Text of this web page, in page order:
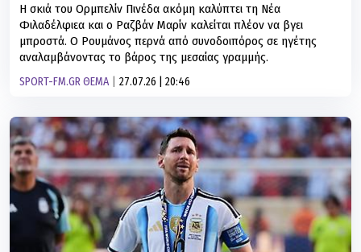
Η σκιά του Ορμπελίν Πινέδα ακόμη καλύπτει τη Νέα
Φιλαδέλφιεα και ο Ραζβάν Μαρίν καλείται πλέον να βγει
μπροστά. Ο Ρουμάνος περνά από συνοδοιπόρος σε ηγέτης
αναλαμβάνοντας το βάρος της μεσαίας γραμμής.
SPORT-FM.GR ΘΕΜΑ 27.07.26 | 20:46